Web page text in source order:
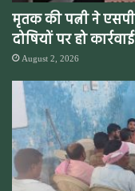
मृतक की पत्नी ने
दोषियों पर हो कार्रवाई
August 2, 2026